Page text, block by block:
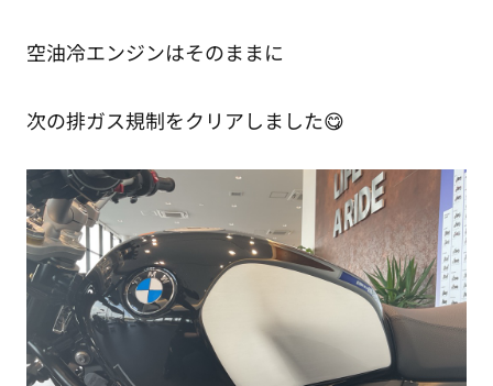
空油冷エンジンはそのままに
次の排ガス規制をクリアしました😋